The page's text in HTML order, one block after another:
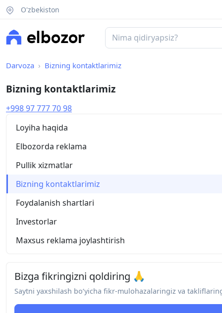
O'zbekiston
Darvoza Bizning kontaktlarimiz
Bizning kontaktlarimiz
+998 97 777 70 98
Loyiha haqida
Elbozorda reklama
Pullik xizmatlar
Bizning kontaktlarimiz
Foydalanish shartlari
Investorlar
Maxsus reklama joylashtirish
Bizga fikringizni qoldiring 🙏
Saytni yaxshilash bo‘yicha fikr-mulohazalaringiz va